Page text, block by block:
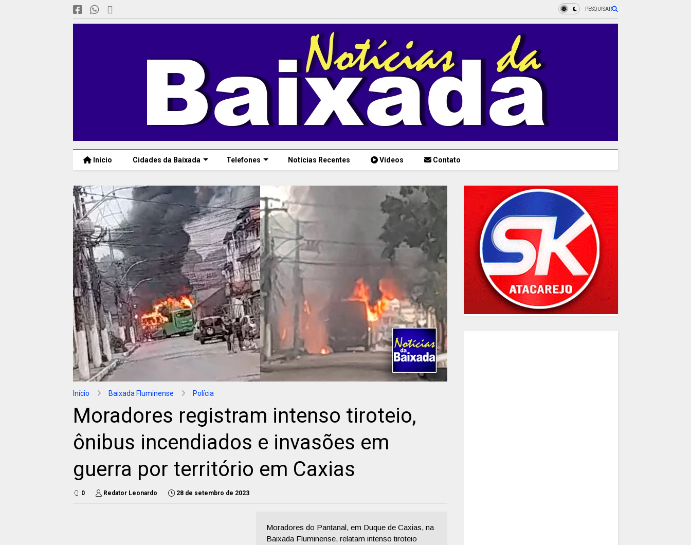
PESQUISAR
Início Cidades da Baixada Telefones Notícias Recentes Vídeos Contato
Início Baixada Fluminense Polícia
Moradores registram intenso tiroteio,
ônibus incendiados e invasões em
guerra por território em Caxias
0 Redator Leonardo 28 de setembro de 2023
Moradores do Pantanal, em Duque de Caxias, na
Baixada Fluminense, relatam intenso tiroteio